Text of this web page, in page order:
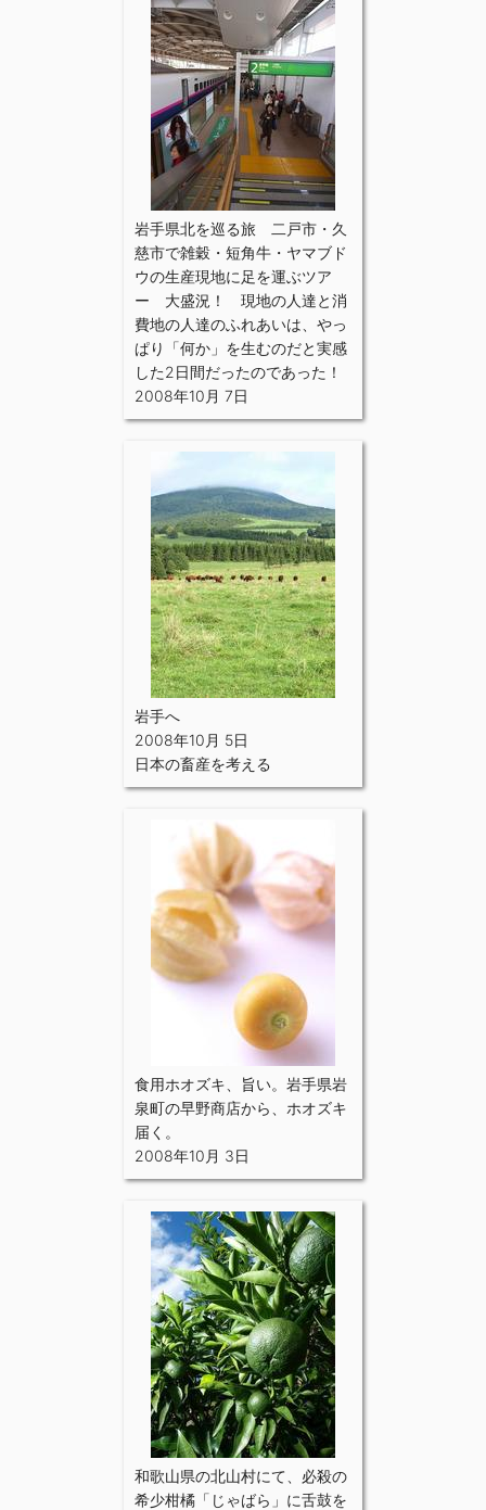
岩手県北を巡る旅 二戸市・久
慈市で雑穀・短角牛・ヤマブド
ウの生産現地に足を運ぶツア
ー 大盛況！ 現地の人達と消
費地の人達のふれあいは、やっ
ぱり「何か」を生むのだと実感
した2日間だったのであった！
2008年10月 7日
岩手へ
2008年10月 5日
日本の畜産を考える
食用ホオズキ、旨い。岩手県岩
泉町の早野商店から、ホオズキ
届く。
2008年10月 3日
和歌山県の北山村にて、必殺の
希少柑橘「じゃばら」に舌鼓を